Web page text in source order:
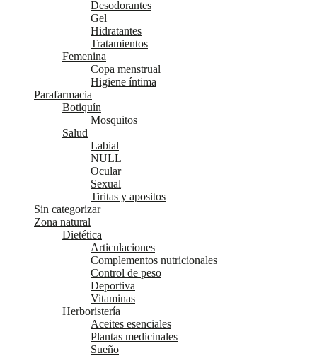
Desodorantes
Gel
Hidratantes
Tratamientos
Femenina
Copa menstrual
Higiene íntima
Parafarmacia
Botiquín
Mosquitos
Salud
Labial
NULL
Ocular
Sexual
Tiritas y apositos
Sin categorizar
Zona natural
Dietética
Articulaciones
Complementos nutricionales
Control de peso
Deportiva
Vitaminas
Herboristería
Aceites esenciales
Plantas medicinales
Sueño